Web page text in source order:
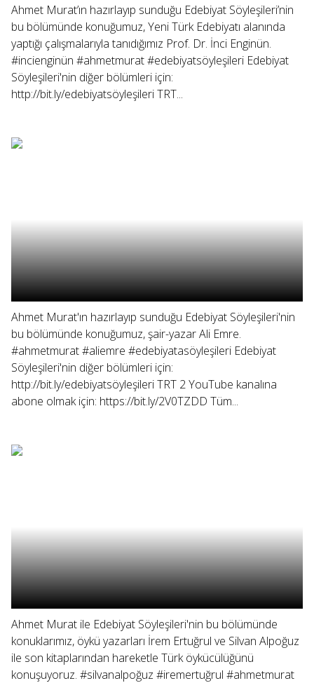
Ahmet Murat’ın hazırlayıp sunduğu Edebiyat Söyleşileri’nin
bu bölümünde konuğumuz, Yeni Türk Edebiyatı alanında
yaptığı çalışmalarıyla tanıdığımız Prof. Dr. İnci Enginün.
#incienginün #ahmetmurat #edebiyatsöyleşileri Edebiyat
Söyleşileri'nin diğer bölümleri için:
http://bit.ly/edebiyatsöyleşileri TRT...
Ahmet Murat'ın hazırlayıp sunduğu Edebiyat Söyleşileri'nin
bu bölümünde konuğumuz, şair-yazar Ali Emre.
#ahmetmurat #aliemre #edebiyatasöyleşileri Edebiyat
Söyleşileri'nin diğer bölümleri için:
http://bit.ly/edebiyatsöyleşileri TRT 2 YouTube kanalına
abone olmak için: https://bit.ly/2V0TZDD Tüm...
Ahmet Murat ile Edebiyat Söyleşileri'nin bu bölümünde
konuklarımız, öykü yazarları İrem Ertuğrul ve Silvan Alpoğuz
ile son kitaplarından hareketle Türk öykücülüğünü
konuşuyoruz. #silvanalpoğuz #iremertuğrul #ahmetmurat